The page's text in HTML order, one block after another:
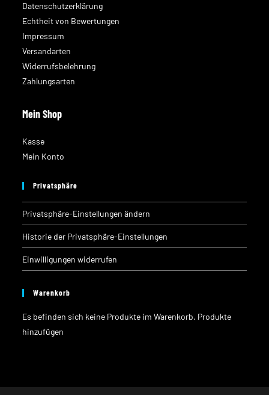
Datenschutzerklärung
Echtheit von Bewertungen
Impressum
Versandarten
Widerrufsbelehrung
Zahlungsarten
Mein Shop
Kasse
Mein Konto
Privatsphäre
Privatsphäre-Einstellungen ändern
Historie der Privatsphäre-Einstellungen
Einwilligungen widerrufen
Warenkorb
Es befinden sich keine Produkte im Warenkorb. Produkte
hinzufügen